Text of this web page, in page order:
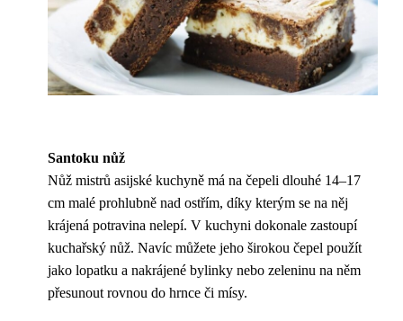
Santoku nůž
Nůž mistrů asijské kuchyně má na čepeli dlouhé 14–17
cm malé prohlubně nad ostřím, díky kterým se na něj
krájená potravina nelepí. V kuchyni dokonale zastoupí
kuchařský nůž. Navíc můžete jeho širokou čepel použít
jako lopatku a nakrájené bylinky nebo zeleninu na něm
přesunout rovnou do hrnce či mísy.